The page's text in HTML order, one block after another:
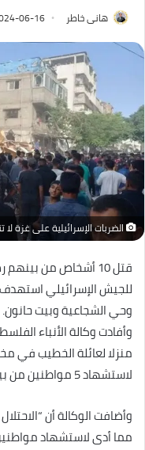
هانى خاطر 06-16
الضربات الإسرائيلية على غزة
قتل 10 أشخاص من
للجيش الإسرائيلي
وحي الشجاعية وبيت حانون.
وأفادت وكالة الأنباء
منزلا لعائلة الخطيب في
لاستشهاد 5 مواطنين من بينهم رضيعة، وإصابة آخرين”.
وأضافت الوكالة أن
مما أدى لاستشهاد